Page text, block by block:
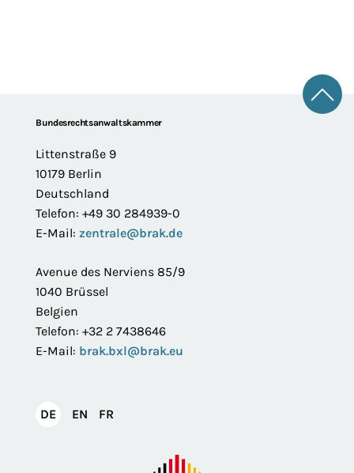
FooterBundesrechtsanwaltskammer
Littenstraße 9
10179 Berlin
Deutschland
Telefon: +49 30 284939-0
E-Mail: zentrale@brak.de
Avenue des Nerviens 85/9
1040 Brüssel
Belgien
Telefon: +32 2 7438646
E-Mail: brak.bxl@brak.eu
DEDeutsch
EN English
FR